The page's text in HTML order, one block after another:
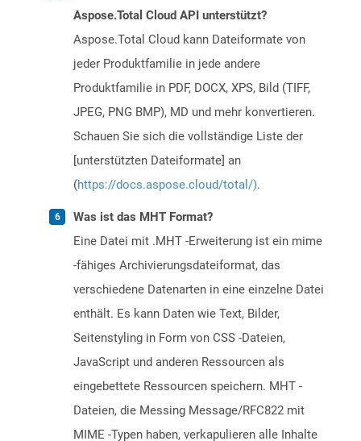
Aspose.Total Cloud API unterstützt?
Aspose.Total Cloud kann Dateiformate von
jeder Produktfamilie in jede andere
Produktfamilie in PDF, DOCX, XPS, Bild (TIFF,
JPEG, PNG BMP), MD und mehr konvertieren.
Schauen Sie sich die vollständige Liste der
[unterstützten Dateiformate] an
(https://docs.aspose.cloud/total/).
Was ist das MHT Format?
Eine Datei mit .MHT -Erweiterung ist ein mime
-fähiges Archivierungsdateiformat, das
verschiedene Datenarten in eine einzelne Datei
enthält. Es kann Daten wie Text, Bilder,
Seitenstyling in Form von CSS -Dateien,
JavaScript und anderen Ressourcen als
eingebettete Ressourcen speichern. MHT -
Dateien, die Messing Message/RFC822 mit
MIME -Typen haben, verkapulieren alle Inhalte